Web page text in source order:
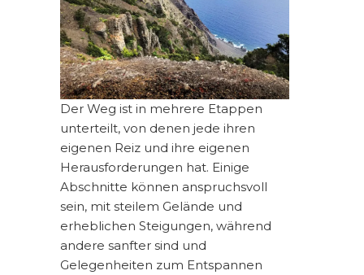
Der Weg ist in mehrere Etappen
unterteilt, von denen jede ihren
eigenen Reiz und ihre eigenen
Herausforderungen hat. Einige
Abschnitte können anspruchsvoll
sein, mit steilem Gelände und
erheblichen Steigungen, während
andere sanfter sind und
Gelegenheiten zum Entspannen